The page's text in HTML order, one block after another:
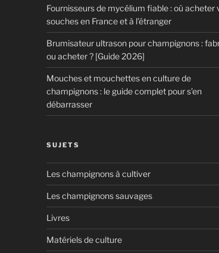
Fournisseurs de mycélium fiable : où acheter
souches en France et à l’étranger
Brumisateur ultrason pour champignons :
ou acheter ? [Guide 2026]
Mouches et mouchettes en culture de
champignons : le guide complet pour s’en
débarrasser
SUJETS
Les champignons à cultiver
Les champignons sauvages
Livres
Matériels de culture